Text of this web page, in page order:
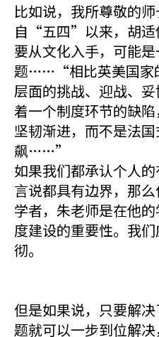
比如说，我所尊敬的师
自“五四”以来，胡适
要从文化入手，可能
题……“相比英美国家
层面的挑战、迎战、
着一个制度环节的缺
坚韧渐进，而不是法
飙……”
如果我们都承认个人
言说都具有边界，那
学者，朱老师是在他
度建设的重要性。我
彻。
但是如果说，只要解
题就可以一步到位解决